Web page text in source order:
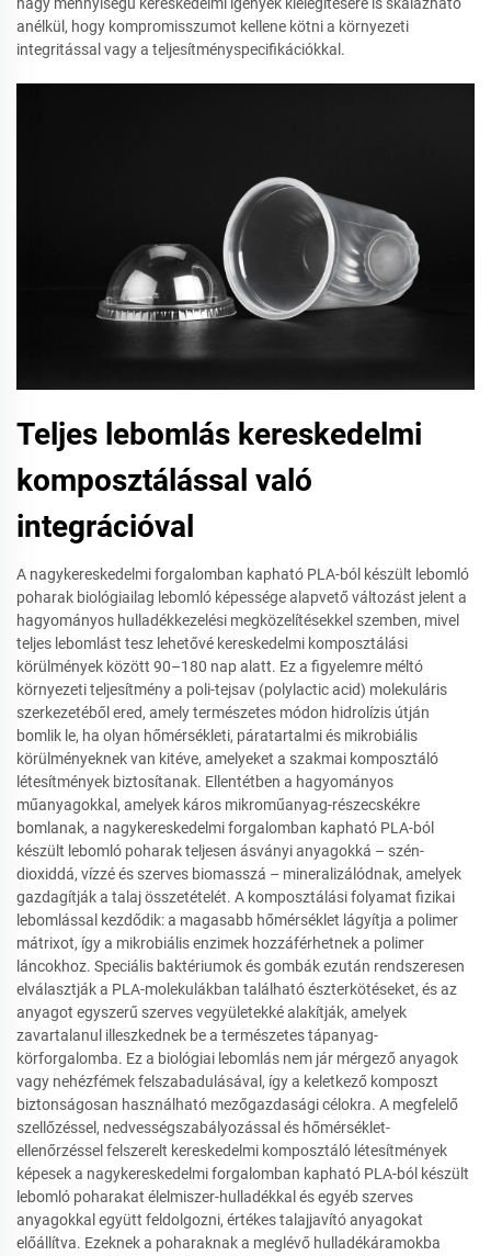
nagy mennyiségű kereskedelmi igények kielégítésére is skálázható
anélkül, hogy kompromisszumot kellene kötni a környezeti
integritással vagy a teljesítményspecifikációkkal.
Teljes lebomlás kereskedelmi
komposztálással való
integrációval
A nagykereskedelmi forgalomban kapható PLA-ból készült lebomló
poharak biológiailag lebomló képessége alapvető változást jelent a
hagyományos hulladékkezelési megközelítésekkel szemben, mivel
teljes lebomlást tesz lehetővé kereskedelmi komposztálási
körülmények között 90–180 nap alatt. Ez a figyelemre méltó
környezeti teljesítmény a poli-tejsav (polylactic acid) molekuláris
szerkezetéből ered, amely természetes módon hidrolízis útján
bomlik le, ha olyan hőmérsékleti, páratartalmi és mikrobiális
körülményeknek van kitéve, amelyeket a szakmai komposztáló
létesítmények biztosítanak. Ellentétben a hagyományos
műanyagokkal, amelyek káros mikroműanyag-részecskékre
bomlanak, a nagykereskedelmi forgalomban kapható PLA-ból
készült lebomló poharak teljesen ásványi anyagokká – szén-
dioxiddá, vízzé és szerves biomasszá – mineralizálódnak, amelyek
gazdagítják a talaj összetételét. A komposztálási folyamat fizikai
lebomlással kezdődik: a magasabb hőmérséklet lágyítja a polimer
mátrixot, így a mikrobiális enzimek hozzáférhetnek a polimer
láncokhoz. Speciális baktériumok és gombák ezután rendszeresen
elválasztják a PLA-molekulákban található észterkötéseket, és az
anyagot egyszerű szerves vegyületekké alakítják, amelyek
zavartalanul illeszkednek be a természetes tápanyag-
körforgalomba. Ez a biológiai lebomlás nem jár mérgező anyagok
vagy nehézfémek felszabadulásával, így a keletkező komposzt
biztonságosan használható mezőgazdasági célokra. A megfelelő
szellőzéssel, nedvességszabályozással és hőmérséklet-
ellenőrzéssel felszerelt kereskedelmi komposztáló létesítmények
képesek a nagykereskedelmi forgalomban kapható PLA-ból készült
lebomló poharakat élelmiszer-hulladékkal és egyéb szerves
anyagokkal együtt feldolgozni, értékes talajjavító anyagokat
előállítva. Ezeknek a poharaknak a meglévő hulladékáramokba